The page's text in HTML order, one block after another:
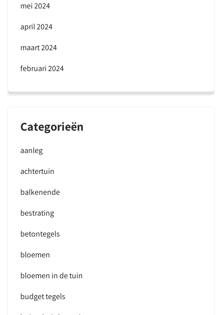
mei 2024
april 2024
maart 2024
februari 2024
Categorieën
aanleg
achtertuin
balkenende
bestrating
betontegels
bloemen
bloemen in de tuin
budget tegels